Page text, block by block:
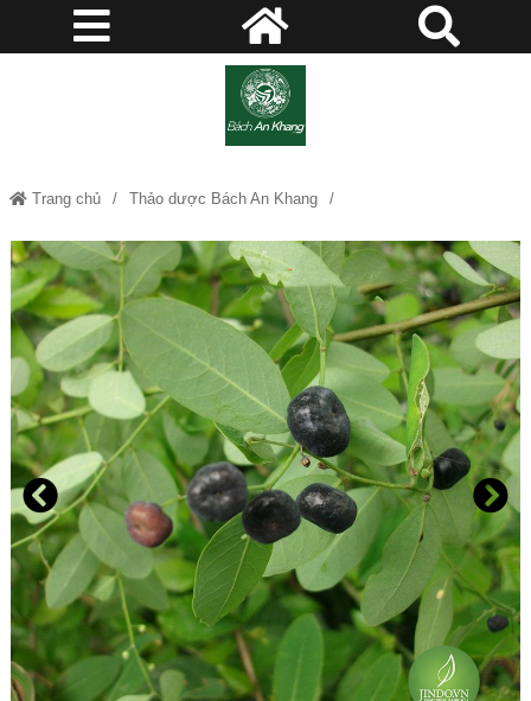
Trang chủ Thảo dược Bách An Khang
Cây mực (phèn đen) – Thảo dược Bách An Khang jD206 caymuc